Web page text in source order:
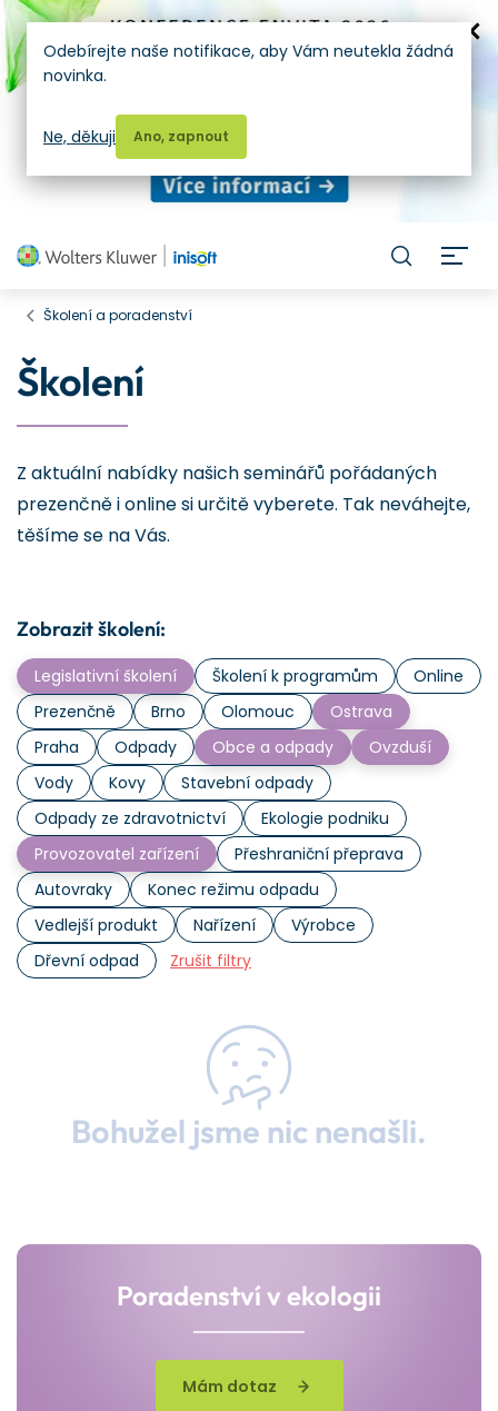
Školení a poradenství
Školení
Z aktuální nabídky našich seminářů pořádaných
prezenčně i online si určitě vyberete. Tak neváhejte,
těšíme se na Vás.
Zobrazit školení:
Legislativní školení Školení k programům
Online
Prezenčně
Brno Olomouc
Ostrava
Praha
Odpady Obce a odpady
Ovzduší
Vody
Kovy
Stavební odpady
Odpady ze zdravotnictví
Ekologie podniku
Provozovatel zařízení
Přeshraniční přeprava
Autovraky
Konec režimu odpadu
Vedlejší produkt
Nařízení
Výrobce
Dřevní odpad
Zrušit filtry
Bohužel jsme nic nenašli.
Poradenství v ekologii
Mám dotaz
Odebírejte naše notifikace, aby Vám neutekla žádná
novinka.
Ano, zapnout
Ne, děkuji